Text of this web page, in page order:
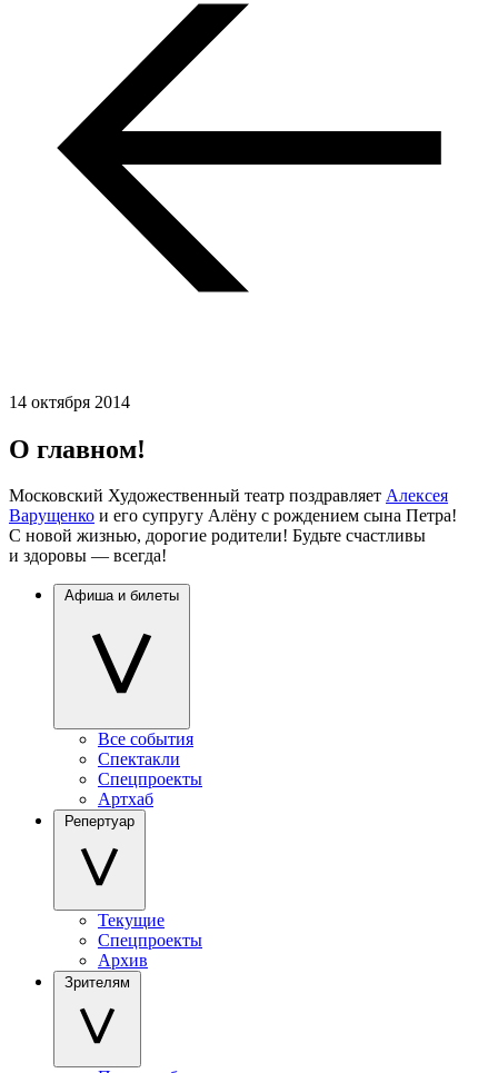
14 октября 2014
О главном!
Московский Художественный театр поздравляет Алексея
Варущенко и его супругу Алёну с рождением сына Петра!
С новой жизнью, дорогие родители! Будьте счастливы
и здоровы — всегда!
Афиша и билеты
Все события
Спектакли
Спецпроекты
Артхаб
Репертуар
Текущие
Спецпроекты
Архив
Зрителям